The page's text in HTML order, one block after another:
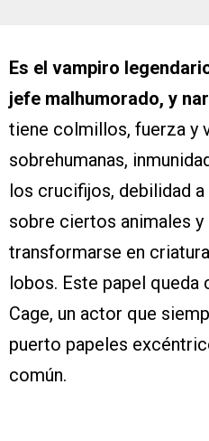
Es el vampiro
jefe malhumorado, y
tiene colmillos, fuerza y
sobrehumanas,
los crucifijos, debilidad
sobre ciertos animales y
transformarse en
lobos. Este papel queda
Cage, un actor que
puerto papeles
común.